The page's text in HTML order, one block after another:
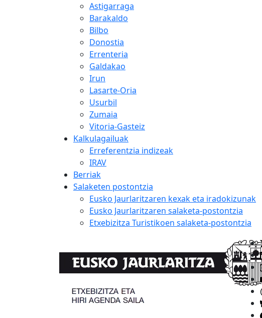
Astigarraga
Barakaldo
Bilbo
Donostia
Errenteria
Galdakao
Irun
Lasarte-Oria
Usurbil
Zumaia
Vitoria-Gasteiz
Kalkulagailuak
Erreferentzia indizeak
IRAV
Berriak
Salaketen postontzia
Eusko Jaurlaritzaren kexak eta iradokizunak
Eusko Jaurlaritzaren salaketa-postontzia
Etxebizitza Turistikoen salaketa-postontzia